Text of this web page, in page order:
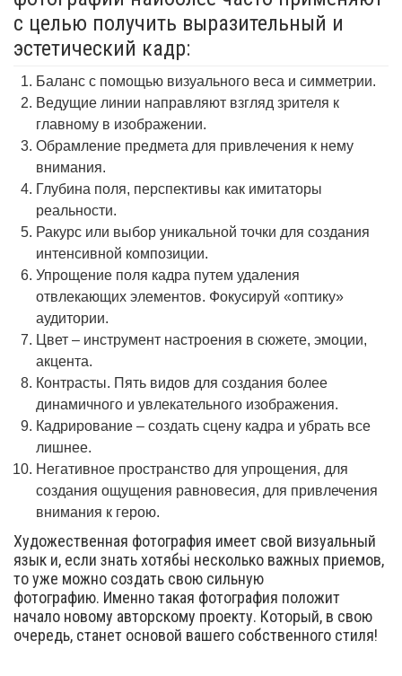
с целью получить выразительный и
эстетический кадр:
Баланс с помощью визуального веса и симметрии.
Ведущие линии направляют взгляд зрителя к
главному в изображении.
Обрамление предмета для привлечения к нему
внимания.
Глубина поля, перспективы как имитаторы
реальности.
Ракурс или выбор уникальной точки для создания
интенсивной композиции.
Упрощение поля кадра путем удаления
отвлекающих элементов. Фокусируй «оптику»
аудитории.
Цвет – инструмент настроения в сюжете, эмоции,
акцента.
Контрасты. Пять видов для создания более
динамичного и увлекательного изображения.
Кадрирование – создать сцену кадра и убрать все
лишнее.
Негативное пространство для упрощения, для
создания ощущения равновесия, для привлечения
внимания к герою.
Художественная фотография имеет свой визуальный
язык и, если знать хотябьі несколько важных приемов,
то уже можно создать свою сильную
фотографию. Именно такая фотография положит
начало новому авторскому проекту. Который, в свою
очередь, станет основой вашего собственного стиля!